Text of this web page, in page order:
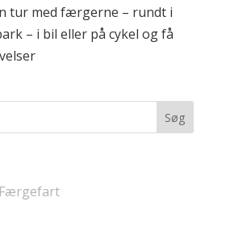
tur med færgerne – rundt i
– i bil eller på cykel og få